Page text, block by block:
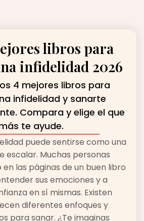
libros para
infidelidad 2026
4 mejores libros para
infidelidad y sanarte
Compara y elige el que
te ayude.
puede sentirse como una
escalar. Muchas personas
las páginas de un buen libro
sus emociones y a
en sí mismas. Existen
diferentes enfoques y
para sanar. ¿Te imaginas